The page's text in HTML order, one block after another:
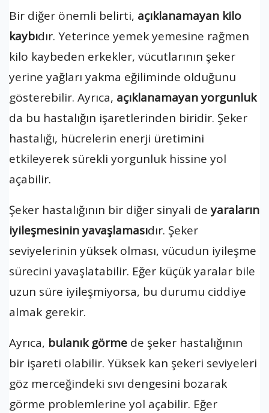
Bir diğer önemli belirti, açıklanamayan kilo
kaybıdır. Yeterince yemek yemesine rağmen
kilo kaybeden erkekler, vücutlarının şeker
yerine yağları yakma eğiliminde olduğunu
gösterebilir. Ayrıca, açıklanamayan yorgunluk
da bu hastalığın işaretlerinden biridir. Şeker
hastalığı, hücrelerin enerji üretimini
etkileyerek sürekli yorgunluk hissine yol
açabilir.
Şeker hastalığının bir diğer sinyali deyaraların
iyileşmesinin yavaşlamasıdır. Şeker
seviyelerinin yüksek olması, vücudun iyileşme
sürecini yavaşlatabilir. Eğer küçük yaralar bile
uzun süre iyileşmiyorsa, bu durumu ciddiye
almak gerekir.
Ayrıca, bulanık görme de şeker hastalığının
bir işareti olabilir. Yüksek kan şekeri seviyeleri
göz merceğindeki sıvı dengesini bozarak
görme problemlerine yol açabilir. Eğer